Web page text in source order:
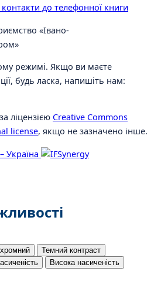
до телефонної книги
«Івано-
режимі. Якщо ви маєте
будь ласка, напишіть нам:
ліцензією Creative Commons
license, якщо не зазначено інше.